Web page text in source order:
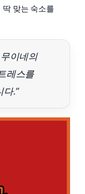
딱 맞는 숙소를
이네의
레스를
.”